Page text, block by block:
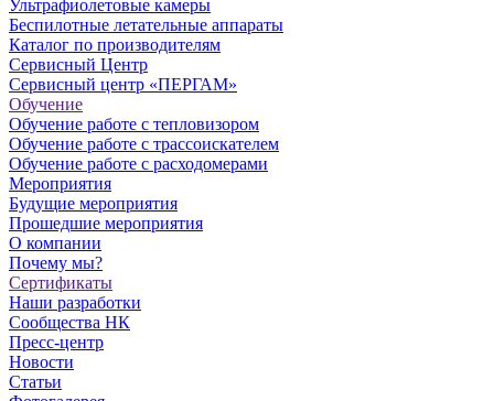
Ультрафиолетовые камеры
Беспилотные летательные аппараты
Каталог по производителям
Сервисный Центр
Сервисный центр «ПЕРГАМ»
Обучение
Обучение работе с тепловизором
Обучение работе с трассоискателем
Обучение работе с расходомерами
Мероприятия
Будущие мероприятия
Прошедшие мероприятия
О компании
Почему мы?
Сертификаты
Наши разработки
Сообщества НК
Пресс-центр
Новости
Статьи